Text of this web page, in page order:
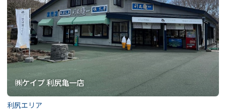
㈱ケイプ 利尻亀一店
利尻エリア